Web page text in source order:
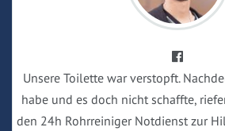
Unsere Toilette war verstopft.
habe und es doch nicht schaffte,
den 24h Rohrreiniger Notdienst zur